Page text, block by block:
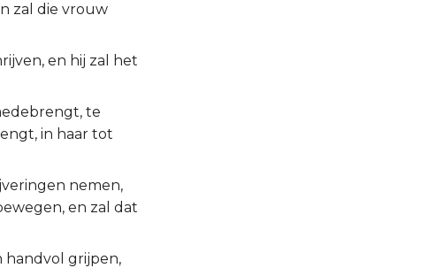
zal die vrouw
en hij zal het
te
in haar tot
nemen,
en zal dat
handvol grijpen,